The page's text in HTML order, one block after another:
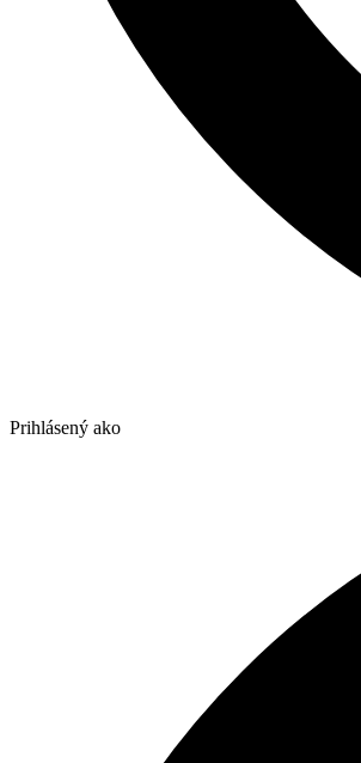
Prihlásený ako